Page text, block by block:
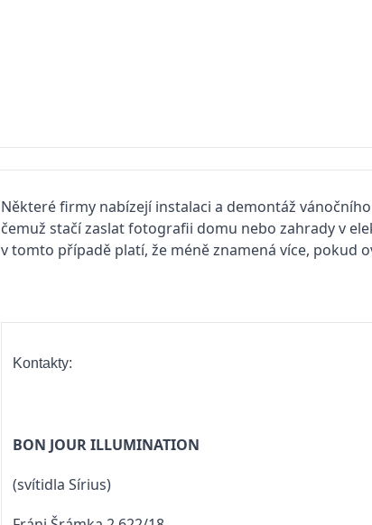
Některé firmy nabízejí instalaci a demontáž
čemuž stačí zaslat fotografii domu nebo zahrady v
v tomto případě platí, že méně znamená více, pokud
Kontakty:
BON JOUR ILLUMINATION
(svítidla Sírius)